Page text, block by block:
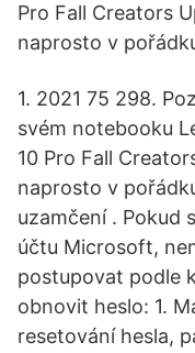
Pro Fall Creators
naprosto v
1. 2021 75 298.
svém notebooku
10 Pro Fall
naprosto v
uzamčení . Pokud
účtu Microsoft,
postupovat podle
obnovit heslo: 1.
resetování hesla,